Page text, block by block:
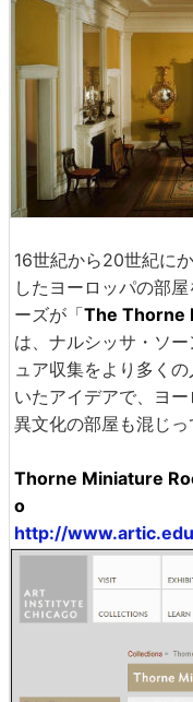
16世紀から20世紀に
したヨーロッパの部
ーズが「The Thorne
は、ナルシッサ・ソ
ュア収集をより多く
いたアイデアで、ヨ
異文化の部屋も混じっ
Thorne Miniature
o
http://